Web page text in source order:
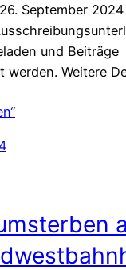
September
und Beiträge
werden. Weitere